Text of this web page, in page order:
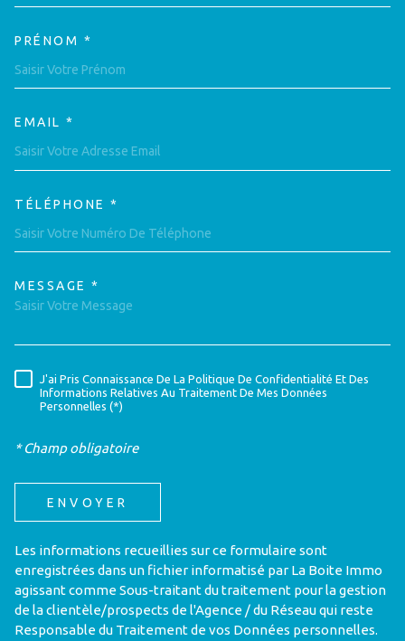
PRÉNOM *
EMAIL *
TÉLÉPHONE *
MESSAGE *
RÈGLEMENTATION
J'ai Pris Connaissance De La Politique De Confidentialité Et Des
Informations Relatives Au Traitement De Mes Données
Personnelles (*)
* Champ obligatoire
ENVOYER
Les informations recueillies sur ce formulaire sont
enregistrées dans un fichier informatisé par La Boite Immo
agissant comme Sous-traitant du traitement pour la gestion
de la clientèle/prospects de l'Agence / du Réseau qui reste
Responsable du Traitement de vos Données personnelles.